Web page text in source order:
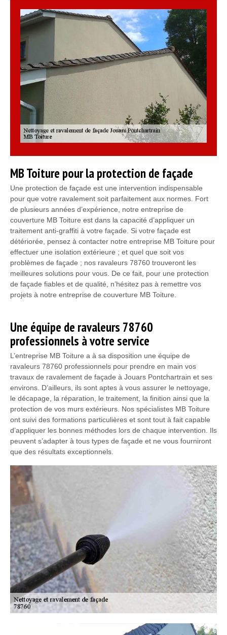
MB Toiture pour la protection de façade
Une protection de façade est une intervention indispensable
pour que votre ravalement soit parfaitement aux normes. Fort
de plusieurs années d’expérience, notre entreprise de
couverture MB Toiture est dans la capacité d’appliquer un
traitement anti-graffiti à votre façade. Si votre façade est
détériorée, pensez à contacter notre entreprise MB Toiture pour
effectuer une isolation extérieure ; et quel que soit vos
problèmes de façade ; nos ravaleurs 78760 trouveront les
meilleures solutions pour vous. De ce fait, pour une protection
de façade fiables et de qualité, n’hésitez pas à remettre vos
projets à notre entreprise de couverture MB Toiture.
Une équipe de ravaleurs 78760
professionnels à votre service
L’entreprise MB Toiture a à sa disposition une équipe de
ravaleurs 78760 professionnels pour prendre en main vos
travaux de ravalement de façade à Jouars Pontchartrain et ses
environs. D’ailleurs, ils sont aptes à vous assurer le nettoyage,
le décapage, la réparation, le traitement, la finition ainsi que la
protection de vos murs extérieurs. Nos spécialistes MB Toiture
ont suivi des formations particulières et sont tout à fait capable
d’appliquer les bonnes méthodes lors de chaque intervention. Ils
peuvent s’adapter à tous types de façade et ne vous fourniront
que des résultats exceptionnels.